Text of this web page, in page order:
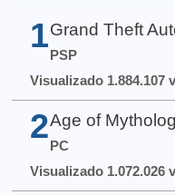
1 Grand Theft
PSP
Visualizado 1.884.107
2 Age of
PC
Visualizado 1.072.026